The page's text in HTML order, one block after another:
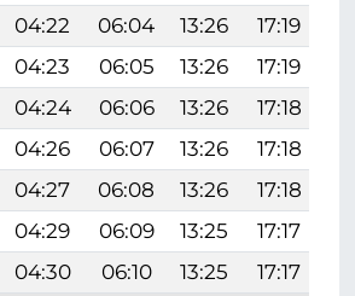
04:22 06:04 13:26 17:19
04:23 06:05 13:26 17:19
04:24 06:06 13:26 17:18
04:26 06:07 13:26 17:18
04:27 06:08 13:26 17:18
04:29 06:09 13:25 17:17
04:30 06:10 13:25 17:17